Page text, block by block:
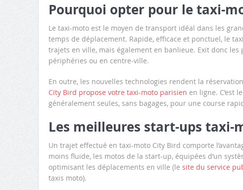
Pourquoi opter pour le taxi-
Le taxi-moto est le moyen de transport idéal dans les
temps de déplacement. Rapide, efficace et ponctuel, le
trajets en ville, mais également en banlieue. Exit donc
périphéries ou en centre-ville.
En outre, les nouvelles technologies rendent la
City Bird propose votre taxi-moto parisien en ligne. C’est
généralement seules, sans bagages, pour une course
Les meilleures start-ups taxi-
Un trajet effectué en taxi-moto City Bird comporte
moins fluide, les motos de la start-up, équipées d’un
optimisant les déplacements en ville (le site du service
taxis moto).